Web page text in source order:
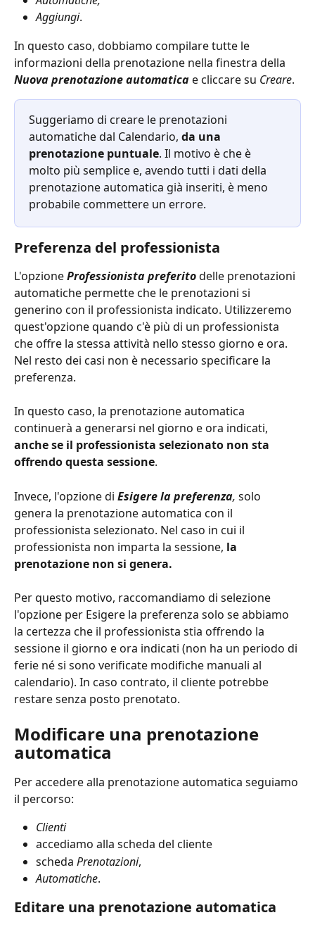
Aggiungi.
In questo caso, dobbiamo compilare tutte le
informazioni della prenotazione nella finestra della
Nuova prenotazione automatica e cliccare su Creare.
Suggeriamo di creare le prenotazioni
automatiche dal Calendario, da una
prenotazione puntuale. Il motivo è che è
molto più semplice e, avendo tutti i dati della
prenotazione automatica già inseriti, è meno
probabile commettere un errore.
Preferenza del professionista
L'opzioneProfessionista preferitodelle prenotazioni
automatiche permette che le prenotazioni si
generino con il professionista indicato. Utilizzeremo
quest'opzione quando c'è più di un professionista
che offre la stessa attività nello stesso giorno e ora.
Nel resto dei casi non è necessario specificare la
preferenza.
In questo caso, la prenotazione automatica
continuerà a generarsi nel giorno e ora indicati,
anche se il professionista selezionato non sta
offrendo questa sessione.
Invece, l'opzione di Esigere la preferenza, solo
genera la prenotazione automatica con il
professionista selezionato. Nel caso in cui il
professionista non imparta la sessione, la
prenotazione non si genera.
Per questo motivo, raccomandiamo di selezione
l'opzione per Esigere la preferenza solo se abbiamo
la certezza che il professionista stia offrendo la
sessione il giorno e ora indicati (non ha un periodo di
ferie né si sono verificate modifiche manuali al
calendario). In caso contrato, il cliente potrebbe
restare senza posto prenotato.
Modificare una prenotazione
automatica
Per accedere alla prenotazione automatica seguiamo
il percorso:
Clienti
accediamo alla scheda del cliente
scheda Prenotazioni,
Automatiche.
Editare una prenotazione automatica